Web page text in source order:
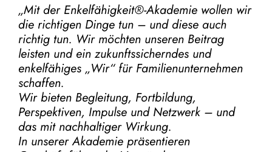
„Mit der Enkelfähigkeit®-Akademiewollen wir
die richtigen Dinge tun – und diese auch
richtig tun. Wir möchten unseren Beitrag
leisten und ein zukunftssicherndes und
enkelfähiges „Wir“ für Familienunternehmen
schaffen.
Wir bieten Begleitung, Fortbildung,
Perspektiven, Impulse und Netzwerk – und
das mit nachhaltiger Wirkung.
In unserer Akademie präsentieren